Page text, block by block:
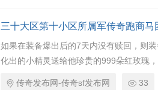
三十大区第十小区所属军传奇跑商马
如果在装备爆出后的7天内没有赎回，则
化出的小精灵送给他珍贵的999朵红玫瑰
传奇发布网-传奇sf发布网 33